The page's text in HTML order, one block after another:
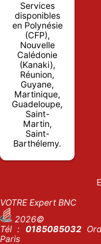
Services
disponibles
en Polynésie
(CFP),
Nouvelle
Calédonie
(Kanaki),
Réunion,
Guyane,
Martinique,
Guadeloupe,
Saint-
Martin,
Saint-
Barthélemy.
VOTRE Expert BNC
2026©
Tél : 0185085032
Paris